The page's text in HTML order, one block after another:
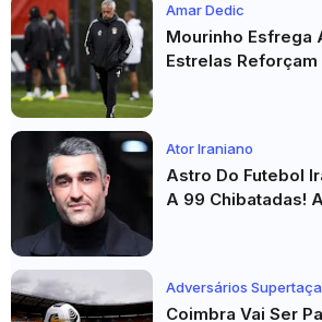
Amar Dedic
Mourinho Esfrega
Estrelas Reforçam
Ator Iraniano
Astro Do Futebol
A 99 Chibatadas!
Adversários Supertaça
Coimbra Vai Ser